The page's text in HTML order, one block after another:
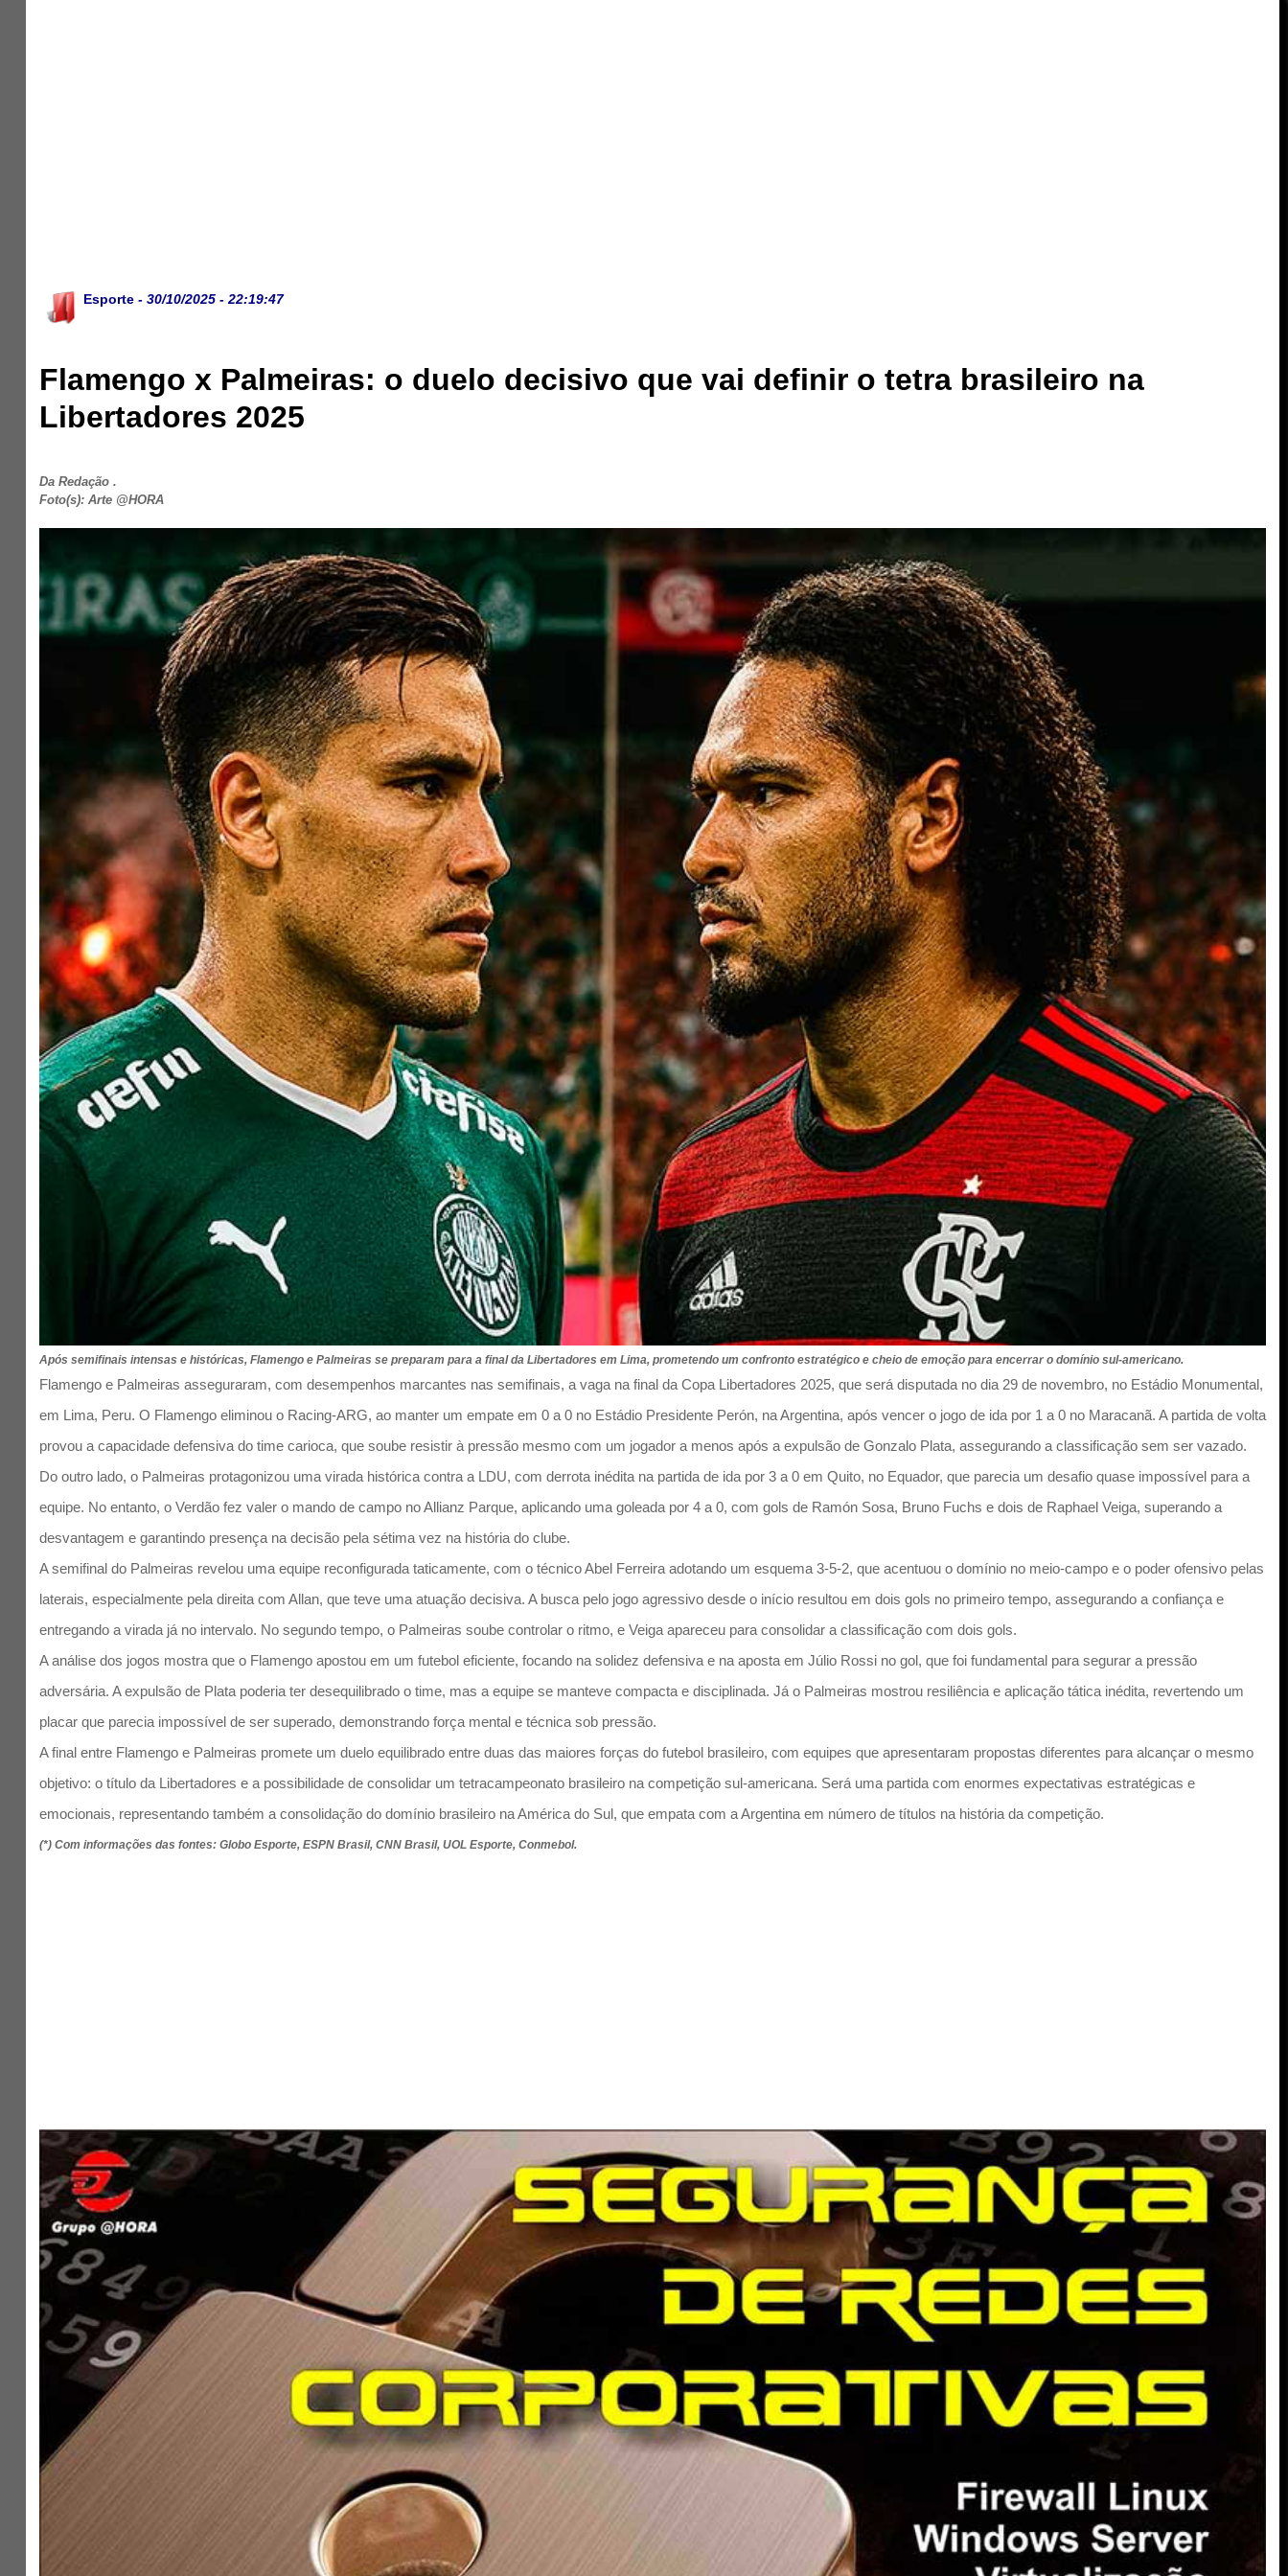
Esporte - 30/10/2025 - 22:19:47
Flamengo x Palmeiras: o duelo decisivo que vai definir o tetra brasileiro na
Libertadores 2025
Da Redação .
Foto(s): Arte @HORA
Após semifinais intensas e históricas, Flamengo e Palmeiras se preparam para a final da Libertadores em Lima, prometendo um confronto estratégico e cheio de emoção para encerrar o domínio sul-americano.
Flamengo e Palmeiras asseguraram, com desempenhos marcantes nas semifinais, a vaga na final da Copa Libertadores 2025, que será disputada no dia 29 de novembro, no Estádio Monumental,
em Lima, Peru. O Flamengo eliminou o Racing-ARG, ao manter um empate em 0 a 0 no Estádio Presidente Perón, na Argentina, após vencer o jogo de ida por 1 a 0 no Maracanã. A partida de volta
provou a capacidade defensiva do time carioca, que soube resistir à pressão mesmo com um jogador a menos após a expulsão de Gonzalo Plata, assegurando a classificação sem ser vazado.
Do outro lado, o Palmeiras protagonizou uma virada histórica contra a LDU, com derrota inédita na partida de ida por 3 a 0 em Quito, no Equador, que parecia um desafio quase impossível para a
equipe. No entanto, o Verdão fez valer o mando de campo no Allianz Parque, aplicando uma goleada por 4 a 0, com gols de Ramón Sosa, Bruno Fuchs e dois de Raphael Veiga, superando a
desvantagem e garantindo presença na decisão pela sétima vez na história do clube.
A semifinal do Palmeiras revelou uma equipe reconfigurada taticamente, com o técnico Abel Ferreira adotando um esquema 3-5-2, que acentuou o domínio no meio-campo e o poder ofensivo pelas
laterais, especialmente pela direita com Allan, que teve uma atuação decisiva. A busca pelo jogo agressivo desde o início resultou em dois gols no primeiro tempo, assegurando a confiança e
entregando a virada já no intervalo. No segundo tempo, o Palmeiras soube controlar o ritmo, e Veiga apareceu para consolidar a classificação com dois gols.
A análise dos jogos mostra que o Flamengo apostou em um futebol eficiente, focando na solidez defensiva e na aposta em Júlio Rossi no gol, que foi fundamental para segurar a pressão
adversária. A expulsão de Plata poderia ter desequilibrado o time, mas a equipe se manteve compacta e disciplinada. Já o Palmeiras mostrou resiliência e aplicação tática inédita, revertendo um
placar que parecia impossível de ser superado, demonstrando força mental e técnica sob pressão.
A final entre Flamengo e Palmeiras promete um duelo equilibrado entre duas das maiores forças do futebol brasileiro, com equipes que apresentaram propostas diferentes para alcançar o mesmo
objetivo: o título da Libertadores e a possibilidade de consolidar um tetracampeonato brasileiro na competição sul-americana. Será uma partida com enormes expectativas estratégicas e
emocionais, representando também a consolidação do domínio brasileiro na América do Sul, que empata com a Argentina em número de títulos na história da competição.
(*) Com informações das fontes: Globo Esporte, ESPN Brasil, CNN Brasil, UOL Esporte, Conmebol.